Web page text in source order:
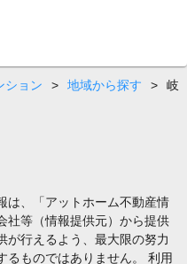
ション > 地域から探す >
岐
は、「アットホーム不動産情
社等（情報提供元）から提供
が行えるよう、最大限の努力
るものではありません。 利用